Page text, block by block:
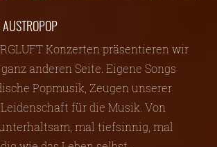
Konzerten präsentieren wir
anderen Seite. Eigene Songs
Popmusik, Zeugen unserer
für die Musik. Von
mal tiefsinnig, mal